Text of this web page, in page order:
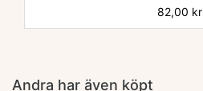
Pris
82,00 kr
Andra har även köpt